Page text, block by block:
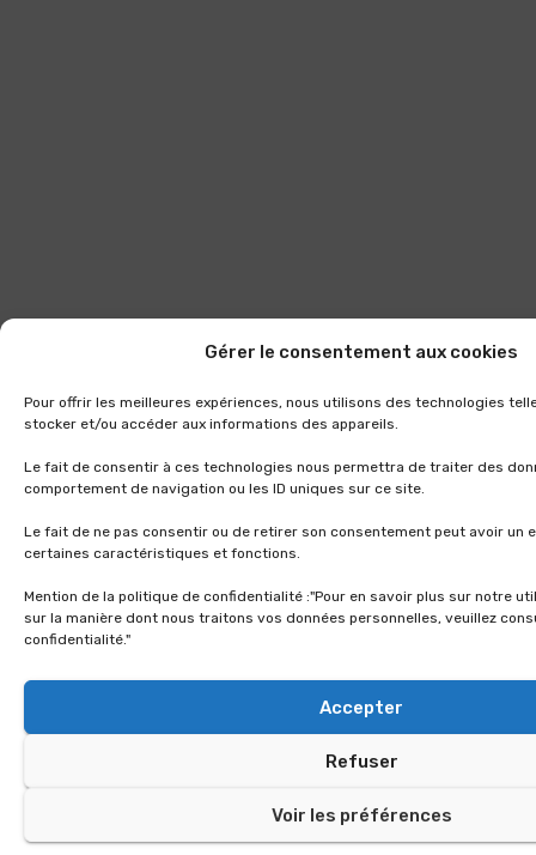
Gérer le consentement aux cookies
Pour offrir les meilleures expériences, nous utilisons des technologies
stocker et/ou accéder aux informations des appareils.
Le fait de consentir à ces technologies nous permettra de traiter des
comportement de navigation ou les ID uniques sur ce site.
Le fait de ne pas consentir ou de retirer son consentement peut avoir un
certaines caractéristiques et fonctions.
Mention de la politique de confidentialité :"Pour en savoir plus sur notre
sur la manière dont nous traitons vos données personnelles, veuillez
confidentialité."
Accepter
Refuser
Voir les préférences